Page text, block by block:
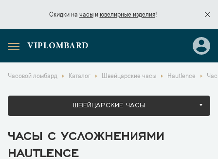
Скидки на часыи ювелирные изделия!
Скидки начасы
VIPLOMBARD
Часовой ломбард Каталог Швейцарские часы Hautlence
ШВЕЙЦАРСКИЕ ЧАСЫ
ЧАСЫ С УСЛОЖНЕНИЯМИ
HAUTLENCE